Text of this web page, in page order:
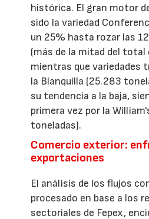
histórica. El gran motor
sido la variedad
un 25% hasta rozar las
(más de la mitad del total
mientras que variedades
la Blanquilla (25.283
su tendencia a la baja,
primera vez por la
toneladas).
Comercio exterior:
exportaciones
El análisis de los flujos
procesado en base a los
sectoriales de Fepex,